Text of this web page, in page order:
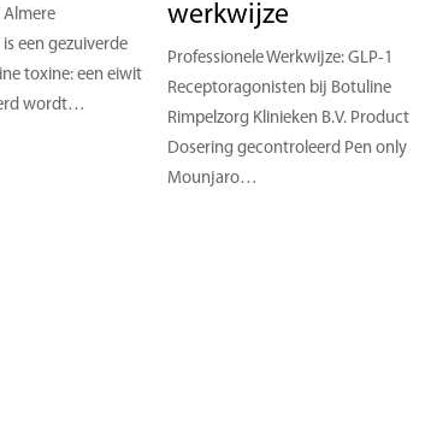
Almere
een gezuiverde
toxine: een eiwit
wordt…
werkwijze
Professionele Werkwijze: GLP-1
Receptoragonisten bij Botuline
Rimpelzorg Klinieken B.V. Product
Dosering gecontroleerd Pen only
Mounjaro…